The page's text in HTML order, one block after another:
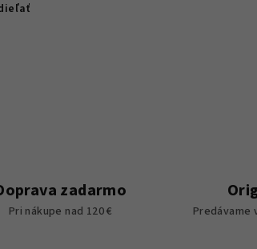
zadarmo
Pri nákupe nad 120 € Predávame